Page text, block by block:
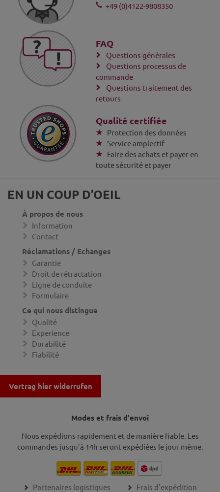
+49 (0)4122-9808350
FAQ
Questions générales
Questions processus de
commande
Questions traitement des
retours
Qualité certifiée
Protection des données
Service amplectif
Faire des achats et payer en
toute sécurité et payer
EN UN COUP D’OEIL
À propos de nous
Information
Contact
Réclamations / Echanges
Garantie
Droit de rétractation
Ligne de conduite
Formulaire
Ce qui nous distingue
Qualité
Experience
Durabilité
Fiabilité
Vertrag hier widerrufen
Modes et frais d'envoi
Nous expédions rapidement et de manière fiable. Les
commandes jusqu'à 14h seront expédiées le jour même.
Partenaires logistiques
Frais d'expédition